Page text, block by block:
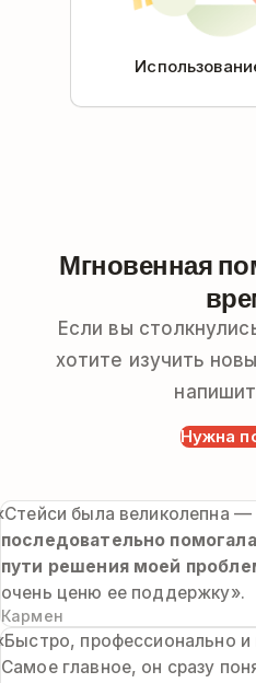
Мгновенная
Если вы
хотите изучить
Нужна
Кармен
была великолепна —
последовательно
пути решения моей
очень ценю ее поддержку».
профессионально и
Самое главное, он сразу